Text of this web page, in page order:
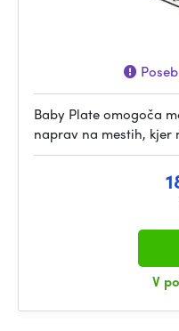
Baby Plate omogoča
naprav na mestih,
V